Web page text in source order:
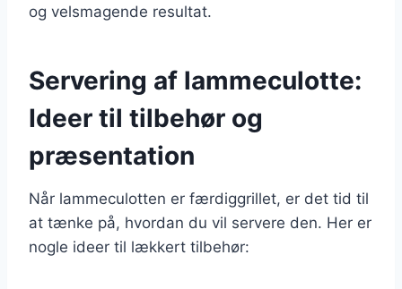
og velsmagende resultat.
Servering af lammeculotte:
Ideer til tilbehør og
præsentation
Når lammeculotten er færdiggrillet, er det tid til
at tænke på, hvordan du vil servere den. Her er
nogle ideer til lækkert tilbehør: